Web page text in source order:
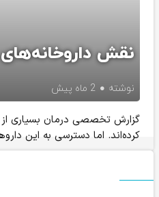
نقش
نوشته 2 ماه پیش
گزارش تخصصی درمان بسیاری از
کرده‌اند. اما دسترسی به این